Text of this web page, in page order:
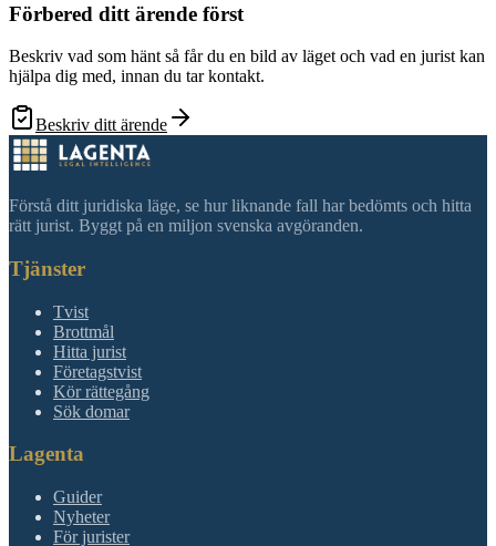
Förbered ditt ärende först
Beskriv vad som hänt så får du en bild av läget och vad en jurist kan
hjälpa dig med, innan du tar kontakt.
Beskriv ditt ärende
Förstå ditt juridiska läge, se hur liknande fall har bedömts och hitta
rätt jurist. Byggt på en miljon svenska avgöranden.
Tjänster
Tvist
Brottmål
Hitta jurist
Företagstvist
Kör rättegång
Sök domar
Lagenta
Guider
Nyheter
För jurister